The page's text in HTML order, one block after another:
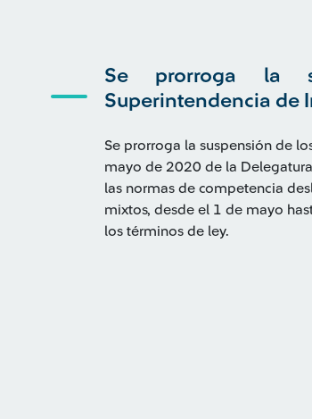
Se prorroga la
Superintendencia de
Se prorroga la suspensión de
mayo de 2020 de la
las normas de competencia
mixtos, desde el 1 de mayo
los términos de ley.